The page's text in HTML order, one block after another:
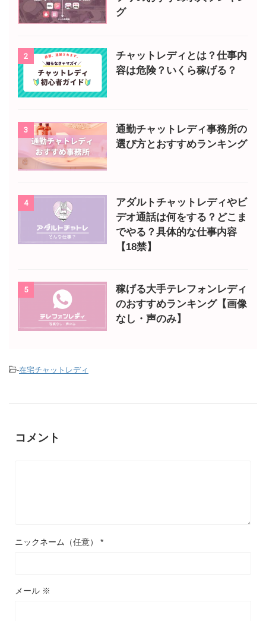
グ
2
チャットレディとは？仕事内
容は危険？いくら稼げる？
3
通勤チャットレディ事務所の
選び方とおすすめランキング
4
アダルトチャットレディやビ
デオ通話は何をする？どこま
でやる？具体的な仕事内容
【18禁】
5
稼げる大手テレフォンレディ
のおすすめランキング【画像
なし・声のみ】
-在宅チャットレディ
コメント
ニックネーム（任意） *
メール ※